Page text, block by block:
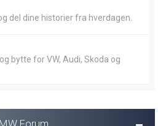
del dine historier fra hverdagen.
bytte for VW, Audi, Skoda og
Forum